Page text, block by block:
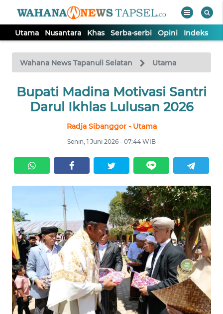
Utama Nusantara Khas Serba-serbi Opini Indeks
Wahana News Tapanuli Selatan Utama
Bupati Madina Motivasi Santri
Darul Ikhlas Lulusan 2026
Radja Sibanggor - Utama
Senin, 1 Juni 2026 - 07:44 WIB
TV
Tutup
UTAMA
SERBA-
SERBI
OPINI
Informasi
INDEKS
BERITA
KONTAK
KAMI